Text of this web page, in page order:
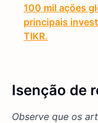
100 mil ações
principais
TIKR.
Isenção de
Observe que os